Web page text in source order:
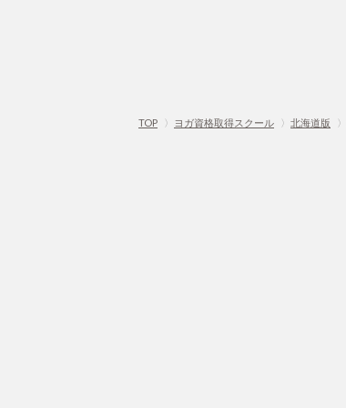
TOP 〉 ヨガ資格取得スクール 〉 北海道版 〉